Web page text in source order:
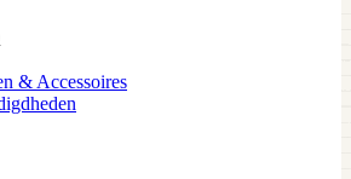
& Accessoires